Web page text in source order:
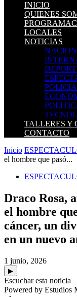
INICIO
QUIENES
LOCALES
NOTICIAS
TALLERES Y
CONTACTO
Inicio
el hombre que pasó...
Draco Rosa,
el hombre
cáncer, un
en un nuevo
1 junio, 2026
▶
Escuchar esta noticia
Powered by Estudios